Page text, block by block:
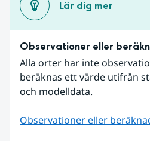
Lär dig mer
Observationer eller
Alla orter har inte
beräknas ett värde utifrån
och modelldata.
Observationer eller